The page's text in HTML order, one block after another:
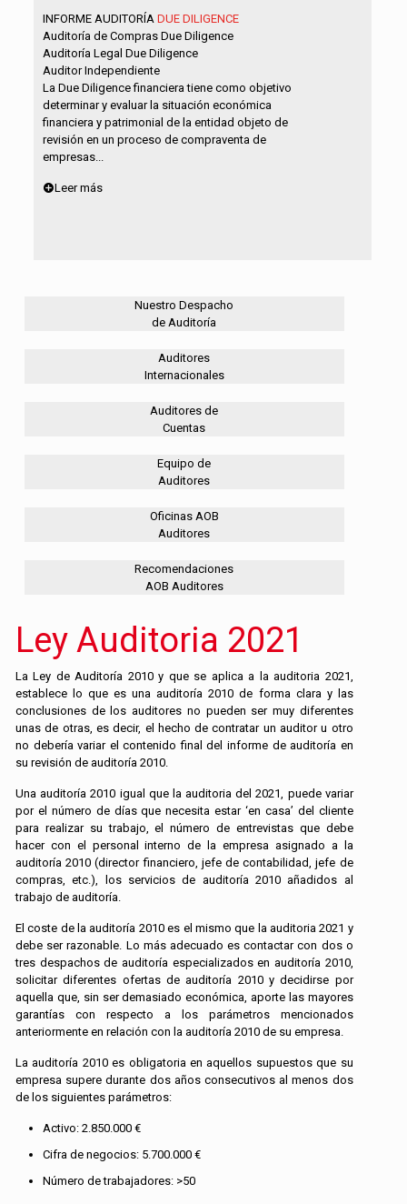
INFORME AUDITORÍA DUE DILIGENCE
Auditoría de Compras Due Diligence
Auditoría Legal Due Diligence
Auditor Independiente
La Due Diligence financiera tiene como objetivo
determinar y evaluar la situación económica
financiera y patrimonial de la entidad objeto de
revisión en un proceso de compraventa de
empresas...
Leer más
Nuestro Despacho
de Auditoría
Auditores
Internacionales
Auditores de
Cuentas
Equipo de
Auditores
Oficinas AOB
Auditores
Recomendaciones
AOB Auditores
Ley Auditoria 2021
La Ley de Auditoría 2010 y que se aplica a la auditoria 2021,
establece lo que es una auditoría 2010 de forma clara y las
conclusiones de los auditores no pueden ser muy diferentes
unas de otras, es decir, el hecho de contratar un auditor u otro
no debería variar el contenido final del informe de auditoría en
su revisión de auditoría 2010.
Una auditoría 2010 igual que la auditoria del 2021, puede variar
por el número de días que necesita estar ‘en casa’ del cliente
para realizar su trabajo, el número de entrevistas que debe
hacer con el personal interno de la empresa asignado a la
auditoría 2010 (director financiero, jefe de contabilidad, jefe de
compras, etc.), los servicios de auditoría 2010 añadidos al
trabajo de auditoría.
El coste de la auditoría 2010 es el mismo que la auditoria 2021 y
debe ser razonable. Lo más adecuado es contactar con dos o
tres despachos de auditoría especializados en auditoría 2010,
solicitar diferentes ofertas de auditoría 2010 y decidirse por
aquella que, sin ser demasiado económica, aporte las mayores
garantías con respecto a los parámetros mencionados
anteriormente en relación con la auditoría 2010 de su empresa.
La auditoría 2010 es obligatoria en aquellos supuestos que su
empresa supere durante dos años consecutivos al menos dos
de los siguientes parámetros:
Activo: 2.850.000 €
Cifra de negocios: 5.700.000 €
Número de trabajadores: >50